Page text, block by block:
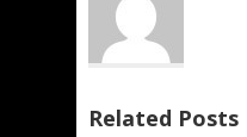
Related Posts